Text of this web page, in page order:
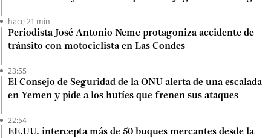
hace 21 min
Periodista José Antonio Neme protagoniza accidente de
tránsito con motociclista en Las Condes
23:55
El Consejo de Seguridad de la ONU alerta de una escalada
en Yemen y pide a los hutíes que frenen sus ataques
22:54
EE.UU. intercepta más de 50 buques mercantes desde la